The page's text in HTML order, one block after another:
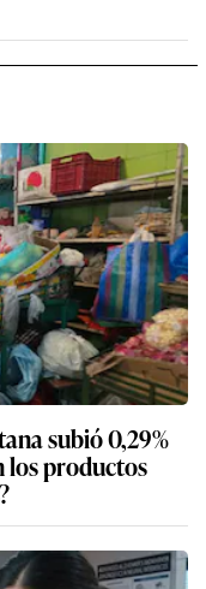
subió 0,29%
los productos